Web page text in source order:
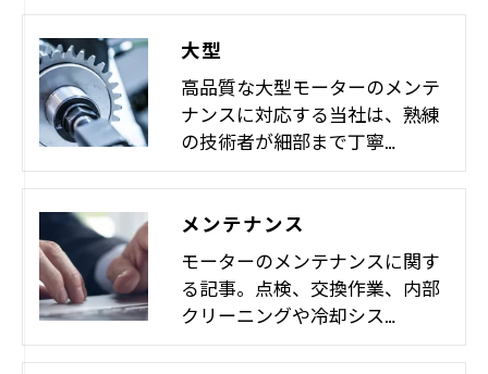
大型
高品質な大型モーターのメンテ
ナンスに対応する当社は、熟練
の技術者が細部まで丁寧…
メンテナンス
モーターのメンテナンスに関す
る記事。点検、交換作業、内部
クリーニングや冷却シス…